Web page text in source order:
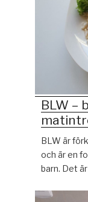
BLW –
BLW är
och är en
barn. Det är